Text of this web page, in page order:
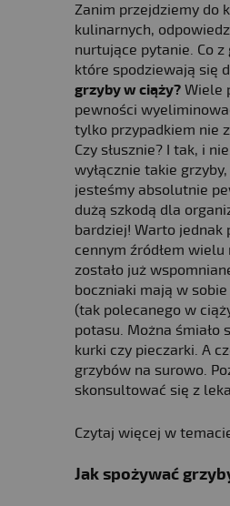
Zanim przejdziemy do
kulinarnych,
nurtujące pytanie. Co
które spodziewają się
grzyby w ciąży? Wiele
pewności
tylko przypadkiem nie
Czy słusznie? I tak, i
wyłącznie takie
jesteśmy absolutnie
dużą szkodą dla
bardziej! Warto jednak
cennym źródłem
zostało już
boczniaki mają w
(tak polecanego w
potasu. Można śmiało
kurki czy pieczarki. A
grzybów na surowo.
skonsultować się z
Czytaj więcej w
Jak spożywać